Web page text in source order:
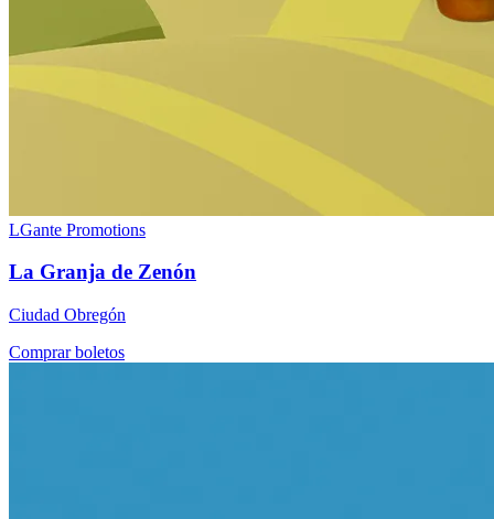
LGante Promotions
La Granja de Zenón
Ciudad Obregón
Comprar boletos